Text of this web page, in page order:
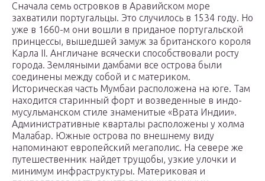
Сначала семь островков в Аравийском море
захватили португальцы. Это случилось в 1534 году. Но
уже в 1660-м они вошли в приданое португальской
принцессы, вышедшей замуж за британского короля
Карла II. Англичане всячески способствовали росту
города. Земляными дамбами все острова были
соединены между собой и с материком.
Историческая часть Мумбаи расположена на юге. Там
находится старинный форт и возведенные в индо-
мусульманском стиле знаменитые «Врата Индии».
Административные кварталы расположены у холма
Малабар. Южные острова по внешнему виду
напоминают европейский мегаполис. На севере же
путешественник найдет трущобы, узкие улочки и
минимум инфраструктуры. Материковая и